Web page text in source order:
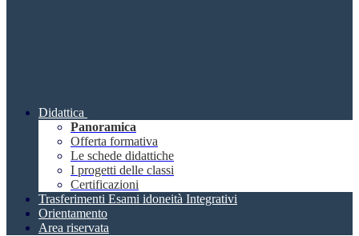
Didattica
Panoramica
Offerta formativa
Le schede didattiche
I progetti delle classi
Certificazioni
Trasferimenti Esami idoneità Integrativi
Orientamento
Area riservata